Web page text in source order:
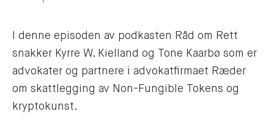
I denne episoden av podkasten Råd om Rett
snakker Kyrre W. Kielland og Tone Kaarbø som er
advokater og partnere i advokatfirmaet Ræder
om skattlegging av Non-Fungible Tokens og
kryptokunst.